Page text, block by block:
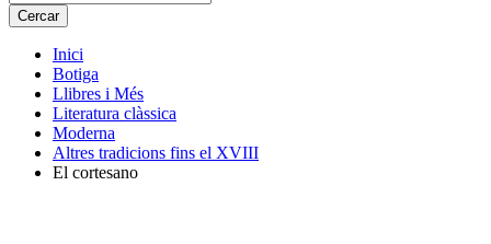
Inici
Botiga
Llibres i Més
Literatura clàssica
Moderna
Altres tradicions fins el XVIII
El cortesano